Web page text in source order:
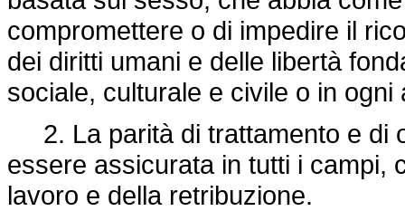
compromettere o di impedire il
dei diritti umani e delle libertà
sociale, culturale e civile o in ogni
2. La parità di trattamento e di
essere assicurata in tutti i campi,
lavoro e della retribuzione.